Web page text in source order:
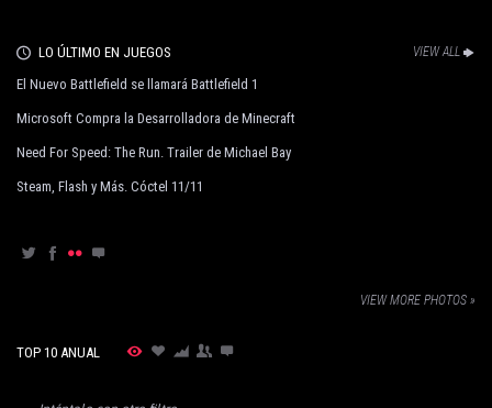
LO ÚLTIMO EN JUEGOS VIEW ALL
El Nuevo Battlefield se llamará Battlefield 1
Microsoft Compra la Desarrolladora de Minecraft
Need For Speed: The Run. Trailer de Michael Bay
Steam, Flash y Más. Cóctel 11/11
VIEW MORE PHOTOS »
TOP 10 ANUAL